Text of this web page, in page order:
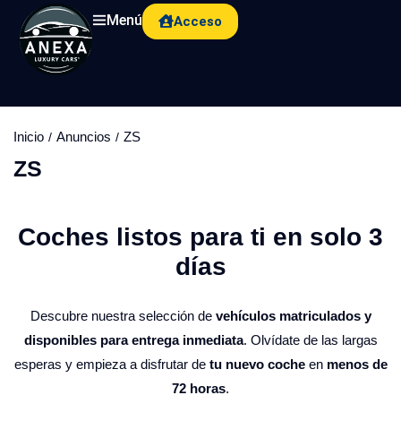
Menú Acceso
Inicio Anuncios ZS
ZS
Coches listos para ti en solo 3
días​
Descubre nuestra selección de vehículos matriculados y
disponibles para entrega inmediata. Olvídate de las largas
esperas y empieza a disfrutar de tu nuevo cocheen menos de
72 horas.